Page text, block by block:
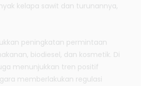
kelapa sawit dan turunannya,
peningkatan permintaan
biodiesel, dan kosmetik. Di
menunjukkan tren positif
memberlakukan regulasi